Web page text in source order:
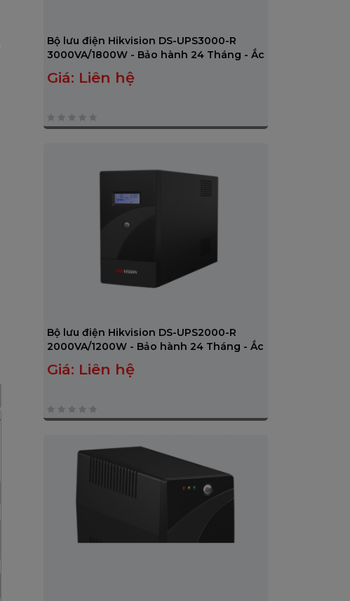
Bộ lưu điện Hikvision DS-UPS3000-R
3000VA/1800W - Bảo hành 24 Tháng - Ắc
quy 12 Tháng
Giá: Liên hệ
Bộ lưu điện Hikvision DS-UPS2000-R
2000VA/1200W - Bảo hành 24 Tháng - Ắc
Giá: Liên hệ